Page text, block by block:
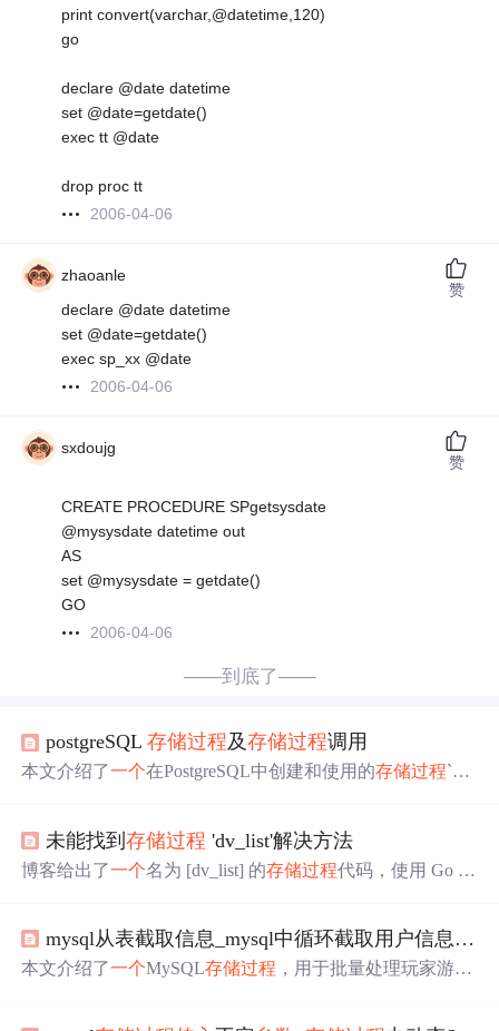
print convert(varchar,@datetime,120)
go
declare @date datetime
set @date=getdate()
exec tt @date
drop proc tt
2006-04-06
zhaoanle
declare @date datetime
set @date=getdate()
exec sp_xx @date
2006-04-06
赞
sxdoujg
CREATE PROCEDURE SPgetsysdate
@mysysdate datetime out
AS
set @mysysdate = getdate()
GO
2006-04-06
赞
——到底了——
postgreSQL存储过程及存储过程调用
本文介绍了一个在PostgreSQL中创建和使用的存储过程`mt
小时的起止时间，并调用其他存储过程计算效率指标。
储过程采用PL/pgSQL语言编写，处理异常并确保权限设
未能找到存储过程 'dv_list'解决方法
博客给出了一个名为 [dv_list] 的存储过程代码，使用 Go 语
行分页查询，并按最后发帖时间降序排列，输出帖子相关
信息。
mysql从表截取信息_mysql中循环截取用户信息并插入到目标表对应的字段中
本文介绍了一个MySQL存储过程 ，用于批量处理玩家游戏